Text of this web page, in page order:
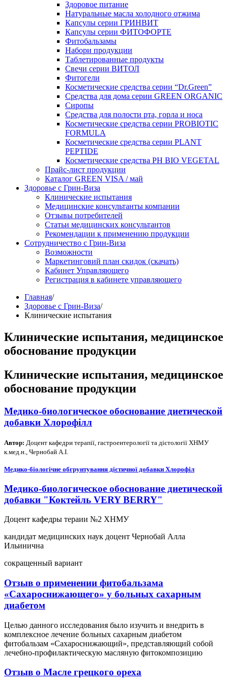
Здоровое питание
Натуральные масла холодного отжима
Капсулы серии ГРИНВИТ
Капсулы серии ФИТОФОРТЕ
Фитобальзамы
Набори продукции
Таблетированные продукты
Свечи серии ВИТОЛ
Фитогели
Косметические средства серии “Dr.Green”
Средства для дома серии GREEN ORGANIC
Сиропы
Средства для полости рта, горла и носа
Косметические средства серии PROBIOTIC
FORMULA
Косметические средства серии PLANT
PEPTIDE
Косметические средства PH BIO VEGETAL
Прайс-лист продукции
Каталог GREEN VISA / май
Здоровье с Грин-Виза
Клинические испытания
Медицинские консультанты компании
Отзывы потребителей
Статьи медицинских консультантов
Рекомендации к применению продукции
Сотрудничество с Грин-Виза
Возможности
Маркетинговий план скидок (скачать)
Кабинет Управляющего
Регистрация в кабинете управляющего
Главная/
Здоровье с Грин-Виза/
Клинические испытания
Клинические испытания, медицинское
обоснование продукции
Клинические испытания, медицинское
обоснование продукции
Медико-биологическое обоснование диетической
добавки Хлорофілл
Автор: Доцент кафедри терапії, гастроентерології та дієтології ХНМУ
к.мед.н., Чернобай А.І.
Медико-біологічне обгрунтування дієтичної добавки Хлорофіл
Медико-биологическое обоснование диетической
добавки "Коктейль VERY BERRY"
Доцент кафедры тераии №2 ХНМУ
кандидат медицинских наук доцент Чернобай Алла
Ильинична
сокращенный вариант
Отзыв о применении фитобальзама
«Сахароснижающего» у больных сахарным
диабетом
Целью данного исследования было изучить и внедрить в
комплексное лечение больных сахарным диабетом
фитобальзам «Сахароснижающий», представляющий собой
лечебно-профилактическую масляную фитокомпозицию
Отзыв о Масле грецкого ореха